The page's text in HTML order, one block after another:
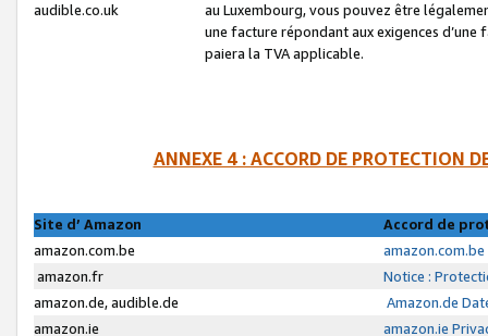
audible.co.uk
au Luxembourg, vous pouvez être
une facture répondant aux exigences
paiera la TVA applicable.
ANNEXE 4 : ACCORD DE PROTECTION
Site d’ Amazon
Accord de
amazon.com.be
amazon.fr
Notice :
amazon.de, audible.de
Amazon.de
amazon.ie
amazon.ie